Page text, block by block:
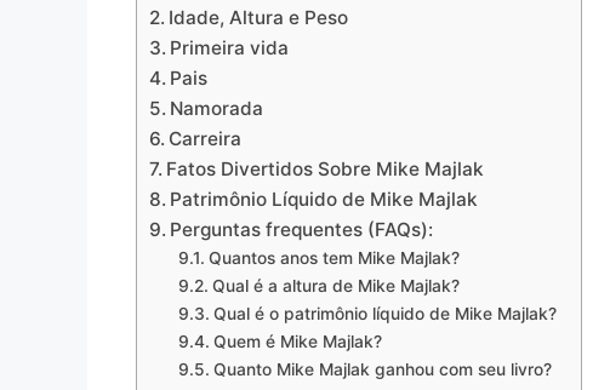
Idade, Altura e Peso
Primeira vida
Pais
Namorada
Carreira
Fatos Divertidos Sobre Mike Majlak
Patrimônio Líquido de Mike Majlak
Perguntas frequentes (FAQs):
Quantos anos tem Mike Majlak?
Qual é a altura de Mike Majlak?
Qual é o patrimônio líquido de Mike Majlak?
Quem é Mike Majlak?
Quanto Mike Majlak ganhou com seu livro?